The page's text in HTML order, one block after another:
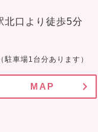
北口より徒歩5分
（駐車場1台分あります）
MAP